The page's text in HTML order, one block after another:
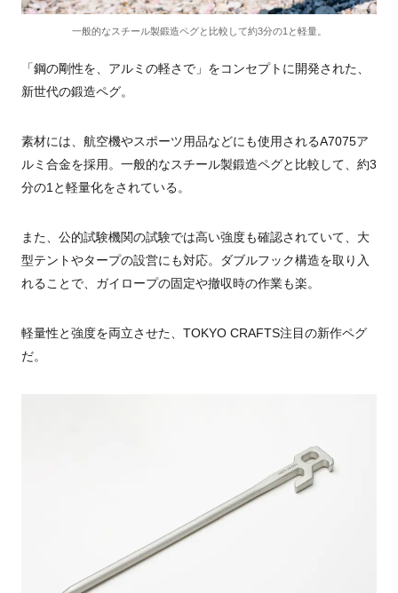
一般的なスチール製鍛造ペグと比較して約3分の1と軽量。
「鋼の剛性を、アルミの軽さで」をコンセプトに開発された、
新世代の鍛造ペグ。
素材には、航空機やスポーツ用品などにも使用されるA7075ア
ルミ合金を採用。一般的なスチール製鍛造ペグと比較して、約3
分の1と軽量化をされている。
また、公的試験機関の試験では高い強度も確認されていて、大
型テントやタープの設営にも対応。ダブルフック構造を取り入
れることで、ガイロープの固定や撤収時の作業も楽。
軽量性と強度を両立させた、TOKYO CRAFTS注目の新作ペグ
だ。